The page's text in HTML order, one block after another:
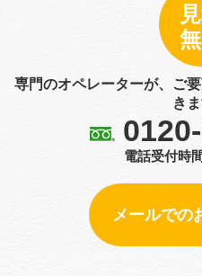
専門のオペレーターが、ご
きま
電話受付時
メールでの